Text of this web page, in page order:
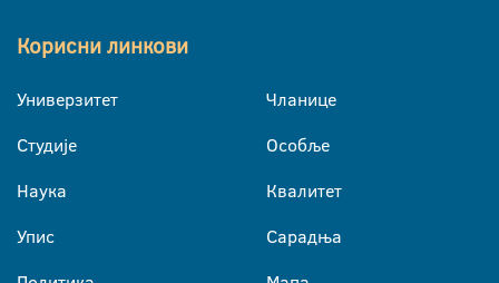
Корисни линкови
Универзитет
Студије
Наука
Упис
Чланице
Особље
Квалитет
Сарадња